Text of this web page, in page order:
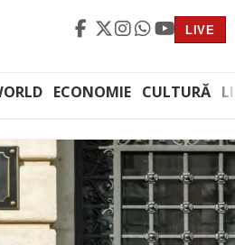
LIVE
ECONOMIE CULTURĂ